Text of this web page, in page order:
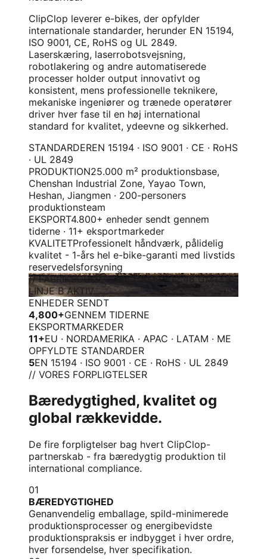
ClipClop leverer e-bikes, der opfylder
internationale standarder, herunder EN 15194,
ISO 9001, CE, RoHS og UL 2849.
Laserskæring, laserrobotsvejsning,
robotlakering og andre automatiserede
processer holder output innovativt og
konsistent, mens professionelle teknikere,
mekaniske ingeniører og trænede operatører
driver hver fase til en høj international
standard for kvalitet, ydeevne og sikkerhed.
STANDARDEREN 15194 · ISO 9001 · CE · RoHS
· UL 2849
PRODUKTION25.000 m² produktionsbase,
Chenshan Industrial Zone, Yayao Town,
Heshan, Jiangmen · 200-personers
produktionsteam
EKSPORT4.800+ enheder sendt gennem
tiderne · 11+ eksportmarkeder
KVALITETProfessionelt håndværk, pålidelig
kvalitet - 1-års hel e-bike-garanti med livstids
reservedelsforsyning
// FABRIKSGULV · LIVE CAM 0412:48 GMT+8 ·
LINJE B AKTIV
ENHEDER SENDT
4,800+GENNEM TIDERNE
EKSPORTMARKEDER
11+EU · NORDAMERIKA · APAC · LATAM · ME
OPFYLDTE STANDARDER
5EN 15194 · ISO 9001 · CE · RoHS · UL 2849
// VORES FORPLIGTELSER
Bæredygtighed, kvalitet og
global rækkevidde.
De fire forpligtelser bag hvert ClipClop-
partnerskab - fra bæredygtig produktion til
international compliance.
01
BÆREDYGTIGHED
Genanvendelig emballage, spild-minimerede
produktionsprocesser og energibevidste
produktionspraksis er indbygget i hver ordre,
hver forsendelse, hver specifikation.